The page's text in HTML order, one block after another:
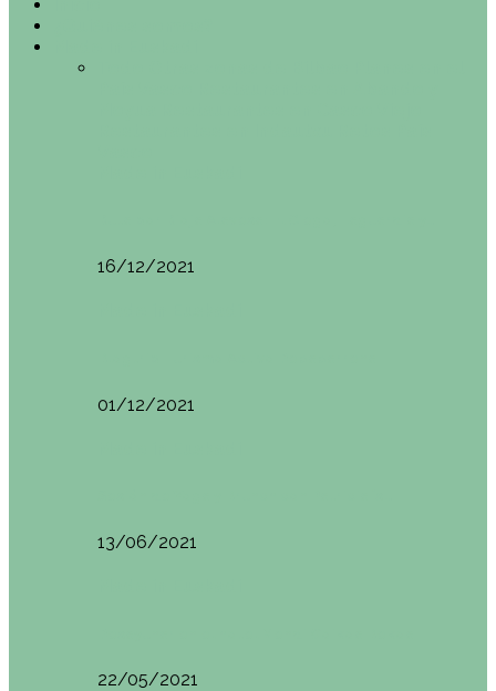
16/12/2021
01/12/2021
13/06/2021
22/05/2021